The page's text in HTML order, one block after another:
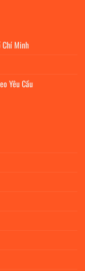
Chí Minh
Yêu Cầu